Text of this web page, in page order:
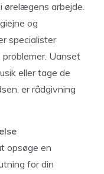
ørelægens arbejde.
og
specialister
Uanset
eller tage de
er rådgivning
opsøge en
for din